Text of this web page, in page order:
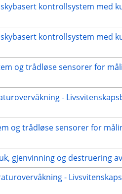
kontrollsystem med
kontrollsystem med
og trådløse sensorer for
-
og trådløse sensorer for
gjenvinning og destruering
-